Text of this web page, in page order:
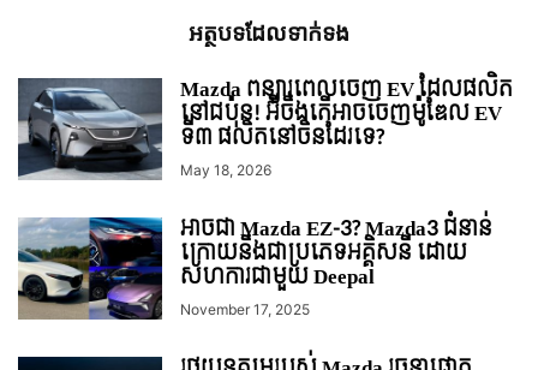
អត្ថបទ​ដែល​ទាក់ទង
Mazda ពន្យារពេលចេញ EV ដែលផលិត
នៅជប៉ុន! អ៊ីចឹងតើអាចចេញម៉ូឌែល EV
ទី៣ ផលិតនៅចិនដែរទេ?
May 18, 2026
អាចជា Mazda EZ-3? Mazda3 ជំនាន់
ក្រោយនឹងជាប្រភេទអគ្គិសនី ដោយ
សហការជាមួយ Deepal
November 17, 2025